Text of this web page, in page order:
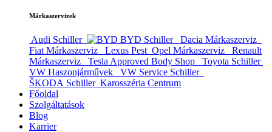
Márkaszervizek
Audi Schiller BYD Schiller
Dacia Márkaszerviz
Fiat Márkaszerviz
Lexus Pest Opel Márkaszerviz
Renault
Márkaszerviz
Tesla Approved Body Shop
Toyota Schiller
VW Haszonjárművek
VW Service Schiller
ŠKODA Schiller Karosszéria Centrum
Főoldal
Szolgáltatások
Blog
Karrier